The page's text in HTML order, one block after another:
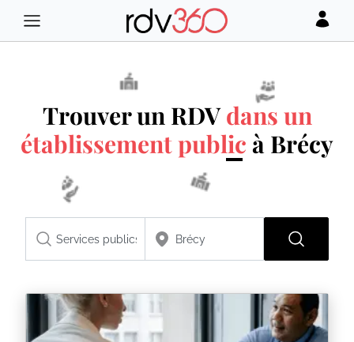
Trouver un RDVdans un
établissement public à Brécy